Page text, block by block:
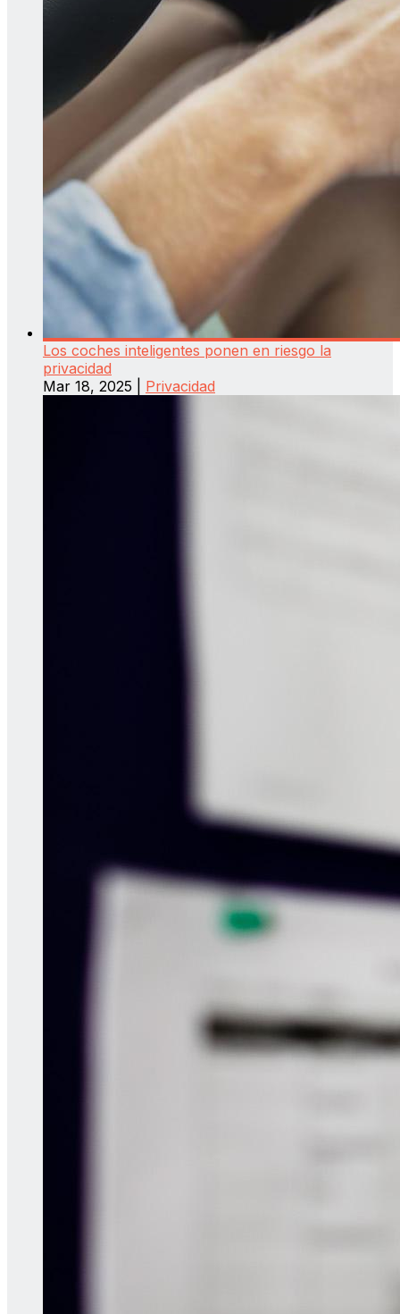
Los coches inteligentes ponen en riesgo la
privacidad
Mar 18, 2025
Privacidad